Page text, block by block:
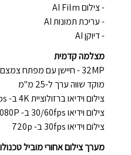
- צילום AI Film
- עריכת תמונות AI
- דיוקן AI
מצלמה קדמית
מוקד שווה ערך ל-25 מ"מ
צילום וידיאו ברזולוציית 4K ב- 30fps
צילום וידיאו 30/60fps ב- 1080P
צילום וידיאו 30fps ב- 720p